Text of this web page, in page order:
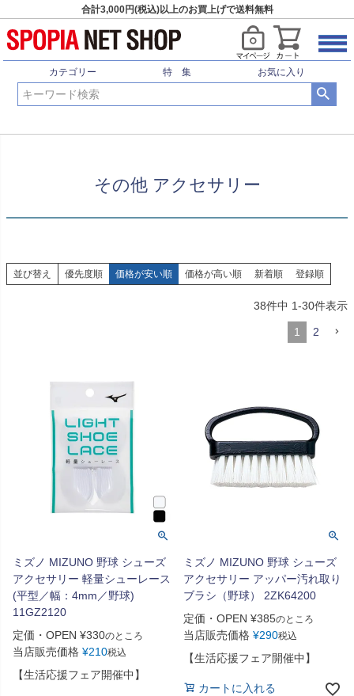
合計3,000円(税込)以上のお買上げで送料無料
カテゴリー 特 集 お気に入り
HOME 野球 ソフトボール スパイク シューズ その他 アクセサリー
その他 アクセサリー
並び替え 優先度順 価格が安い順 価格が高い順 新着順 登録順
38件中 1-30件表示
1 2
ミズノ MIZUNO 野球 シューズ
アクセサリー 軽量シューレース
(平型／幅：4mm／野球)
11GZ2120
定価・OPEN ¥330のところ
当店販売価格 ¥210税込
【生活応援フェア開催中】
ミズノ MIZUNO 野球 シューズ
アクセサリー アッパー汚れ取り
ブラシ（野球） 2ZK64200
定価・OPEN ¥385のところ
当店販売価格 ¥290税込
【生活応援フェア開催中】
カートに入れる